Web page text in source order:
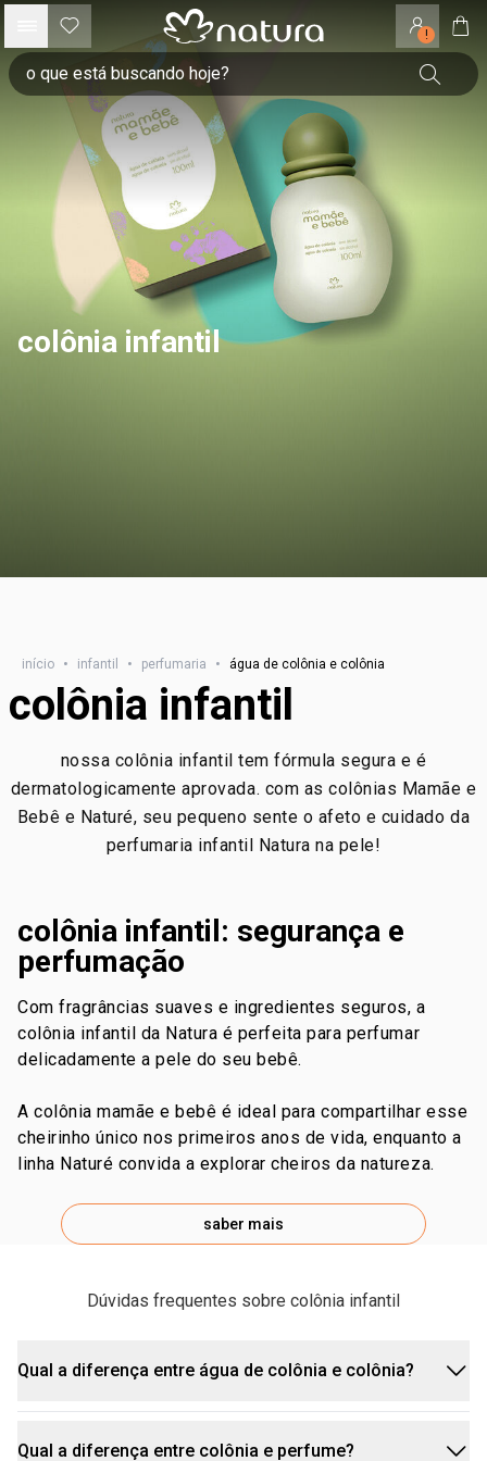
!
colônia infantil
início • infantil • perfumaria • água de colônia e colônia
colônia infantil
nossa colônia infantil tem fórmula segura e é
dermatologicamente aprovada. com as colônias Mamãe e
Bebê e Naturé, seu pequeno sente o afeto e cuidado da
perfumaria infantil Natura na pele!
colônia infantil: segurança e
perfumação
com fragrâncias suaves e ingredientes seguros, a
colônia infantil da Natura é perfeita para perfumar
delicadamente a pele do seu bebê.
a colônia mamãe e bebê é ideal para compartilhar esse
cheirinho único nos primeiros anos de vida, enquanto a
linha Naturé convida a explorar cheiros da natureza.
saber mais
Dúvidas frequentes sobre colônia infantil
Qual a diferença entre água de colônia e colônia?
Qual a diferença entre colônia e perfume?